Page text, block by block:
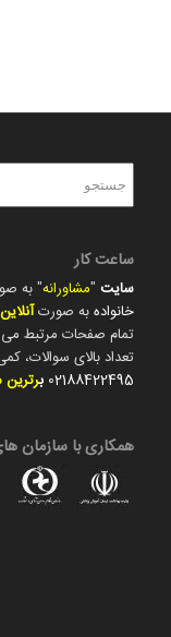
ساعت کار
سایت"مشاورانه" به صورت 24 ساعته
خانوادهبه صورت
تمام صفحات مرتبط می
تعداد بالای سوالات،
02188422495 برترین
همکاری با سازمان